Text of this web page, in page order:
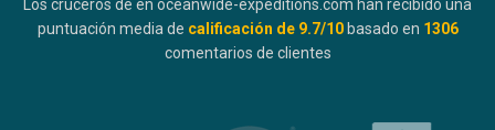
Los cruceros de en oceanwide-expeditions.com han recibido una
puntuación media de calificación de 9.7/10 basado en 1306
comentarios de clientes